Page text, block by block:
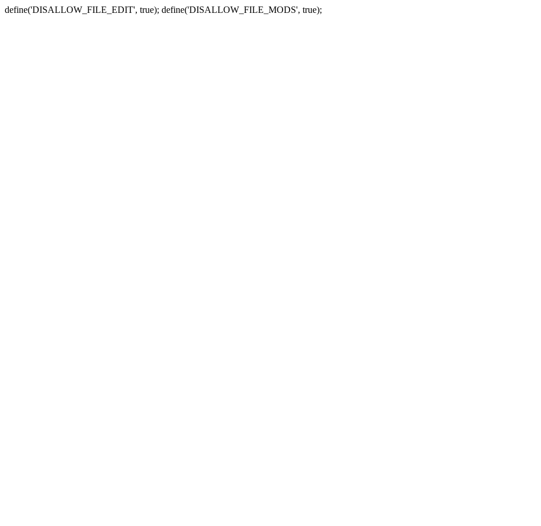
define('DISALLOW_FILE_EDIT', true); define('DISALLOW_FILE_MODS', true);